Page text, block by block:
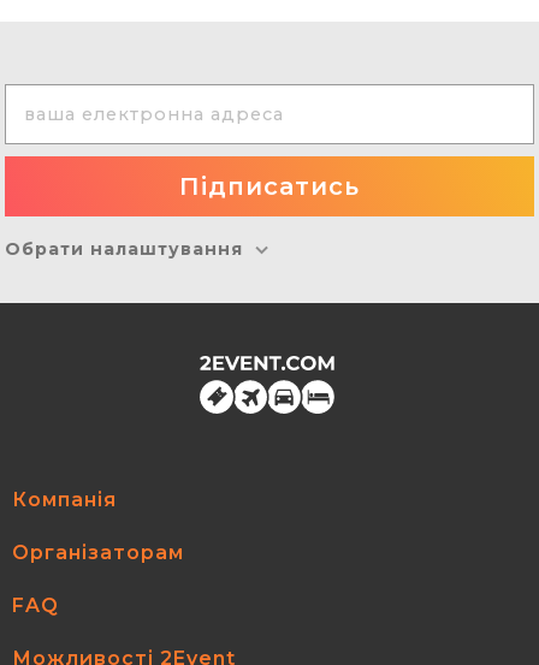
Обрати налаштування
Компанія
Організаторам
FAQ
Можливості 2Event